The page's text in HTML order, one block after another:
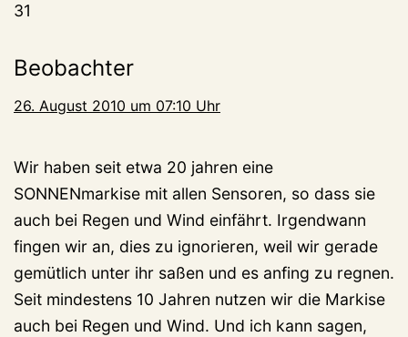
31
Beobachter
26. August 2010 um 07:10 Uhr
Wir haben seit etwa 20 jahren eine
SONNENmarkise mit allen Sensoren, so dass sie
auch bei Regen und Wind einfährt. Irgendwann
fingen wir an, dies zu ignorieren, weil wir gerade
gemütlich unter ihr saßen und es anfing zu regnen.
Seit mindestens 10 Jahren nutzen wir die Markise
auch bei Regen und Wind. Und ich kann sagen,